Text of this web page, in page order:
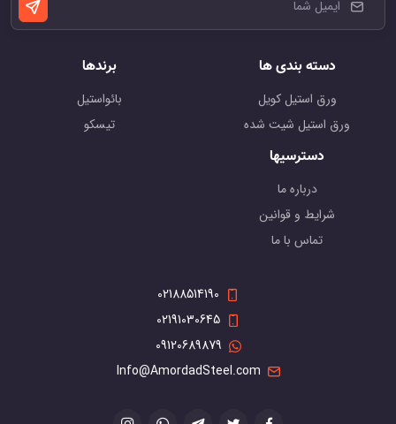
دسته بندی ها
ورق استیل کویل
ورق استیل شیت شده
برندها
بائواستیل
تیسکو
دسترسیها
درباره ما
شرایط و قوانین
تماس با ما
02188514190
02191030645
09120689879
Info@AmordadSteel.com